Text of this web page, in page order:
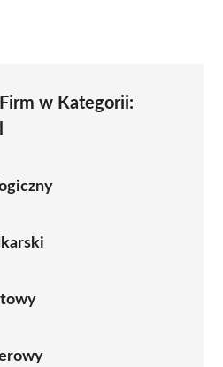
w Kategorii: